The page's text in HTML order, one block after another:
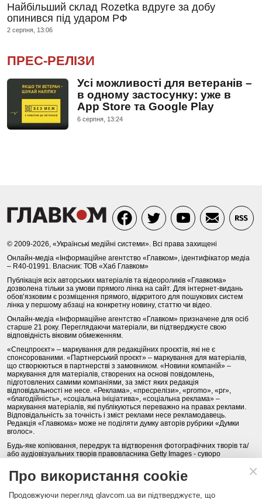
Найбільший склад Rozetka вдруге за добу
опинився під ударом РФ
2 серпня, 13:06
ПРЕС-РЕЛІЗИ
Усі можливості для ветеранів –
в одному застосунку: уже в
App Store та Google Play
6 серпня, 13:24
© 2009-2026, «Українські медійні системи». Всі права захищені
Онлайн-медіа «Інформаційне агентство «Главком», ідентифікатор медіа
– R40-01991. Власник: ТОВ «Хаб Главком»
Публікація всіх авторських матеріалів та відеороликів «Главкома»
дозволена тільки за умови прямого лінка на сайт. Для інтернет-видань
обов’язковим є розміщення прямого, відкритого для пошукових систем
лінка у першому абзаці на конкретну новину, статтю чи відео.
Онлайн-медіа «Інформаційне агентство «Главком» призначене для осіб
старше 21 року. Переглядаючи матеріали, ви підтверджуєте свою
відповідність віковим обмеженням.
«Спецпроєкт» – маркування для редакційних проєктів, які не є
спонсорованими. «Партнерський проєкт» – маркування для матеріалів,
що створюються в партнерстві з замовником. «Новини компаній» –
маркування для матеріалів, створених на основі повідомлень,
підготовлених самими компаніями, за зміст яких редакція
відповідальності не несе. «Реклама», «пресрелізи», «promo», «pr»,
«благодійність», «соціальна ініціатива», «соціальна реклама» –
маркування матеріалів, які публікуються переважно на правах реклами.
Відповідальність за точність і зміст реклами несе рекламодавець.
Редакція «Главкома» може не поділяти думку авторів рубрики «Думки
вголос».
Будь-яке копіювання, передрук та відтворення фотографічних творів та/
або аудіовізуальних творів правовласника Getty Images - суворо
Політика конфіденційності (Privacy Policy). Правила сайту
Про використання cookie
Продовжуючи перегляд glavcom.ua ви підтверджуєте, що